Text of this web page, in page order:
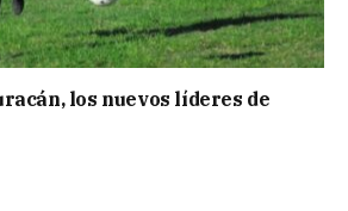
los nuevos líderes de